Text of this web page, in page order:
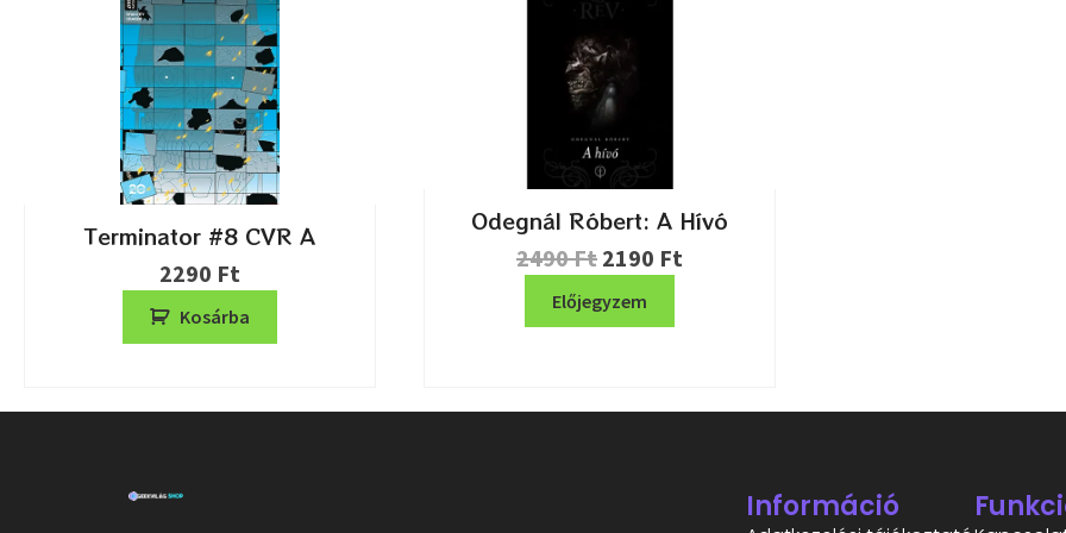
Terminator #8 CVR A
2290 Ft
Kosárba
Odegnál Róbert: A Hívó
2490Ft 2190 Ft
Előjegyzem
Információ